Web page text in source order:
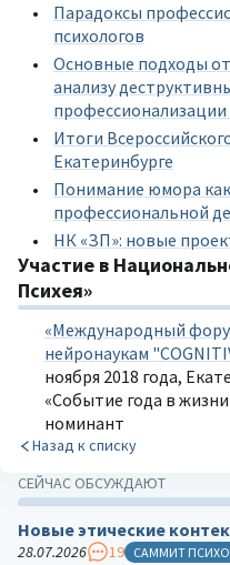
Парадоксы
психологов
Основные подходы
анализу
профессионализации
Итоги
Екатеринбурге
Понимание юмора
профессиональной
НК «ЗП»: новые
Участие в
Психея»
«Международный
нейронаукам
ноября 2018 года,
«Событие года в
номинант
Назад к списку
СЕЙЧАС ОБСУЖДАЮТ
Новые этические
28.07.2026 19 САММИТ